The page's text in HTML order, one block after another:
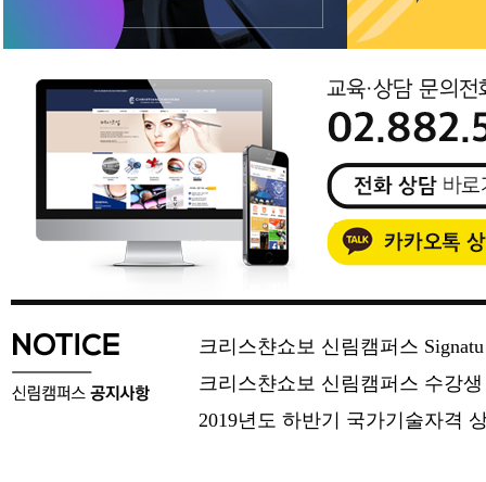
크리스챤쇼보 신림캠퍼스
크리스챤쇼보 신림캠퍼스 수강
2019년도 하반기 국가기술자격